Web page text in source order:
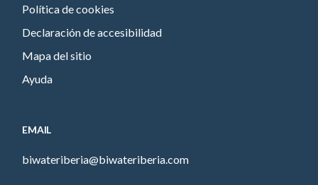
Política de cookies
Declaración de accesibilidad
Mapa del sitio
Ayuda
EMAIL
biwateriberia@biwateriberia.com